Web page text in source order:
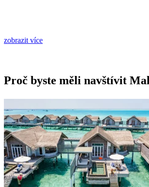
zobrazit více
Proč byste měli navštívit